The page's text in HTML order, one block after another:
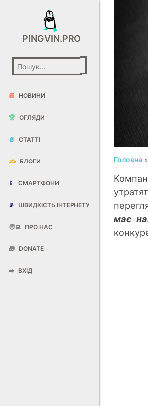
PINGVIN.PRO
📰 НОВИНИ
🏆 ОГЛЯДИ
📄 СТАТТІ
✍️ БЛОГИ
📱 СМАРТФОНИ
📡 ШВИДКІСТЬ ІНТЕРНЕТУ
🧑‍💻 ПРО НАС
🎁 DONATE
➡️ ВХІД
Головна
має